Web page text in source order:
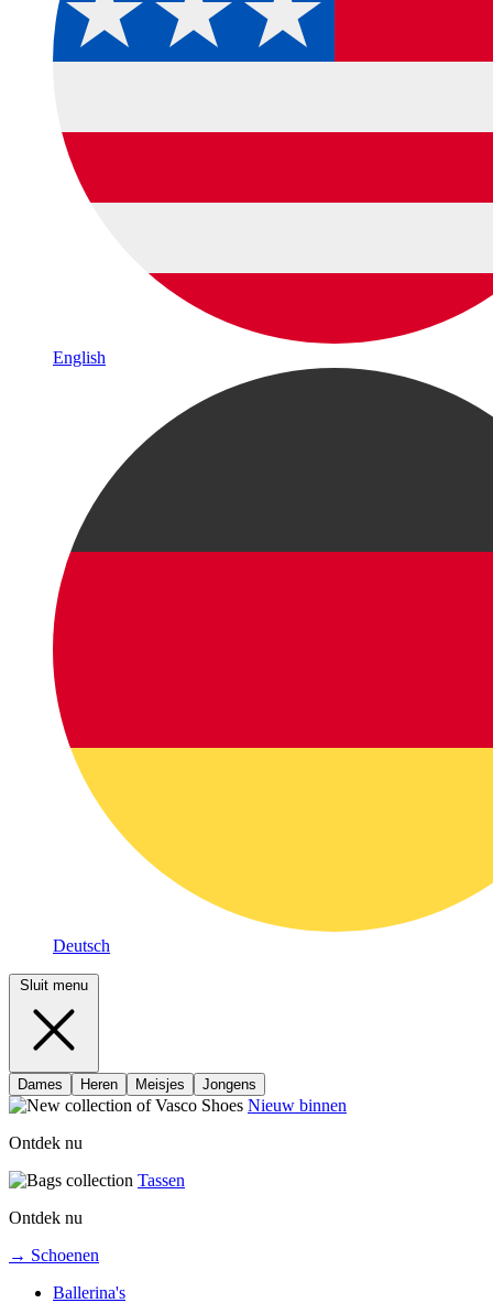
English
Deutsch
Sluit menu
Dames Heren Meisjes Jongens
Nieuw binnen
Ontdek nu
Tassen
Ontdek nu
→ Schoenen
Ballerina's